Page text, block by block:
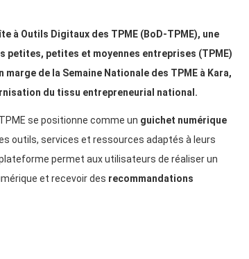
à Outils Digitaux des TPME (BoD-TPME), une
petites, petites et moyennes entreprises (TPME)
de la Semaine Nationale des TPME à Kara,
du tissu entrepreneurial national.
se positionne comme un guichet numérique
outils, services et ressources adaptés à leurs
permet aux utilisateurs de réaliser un
et recevoir des recommandations